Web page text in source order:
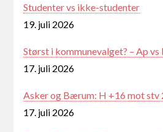
Studenter vs ikke-studenter
19. juli 2026
Størst i kommunevalget? – Ap vs
17. juli 2026
Asker og Bærum: H +16 mot stv
17. juli 2026